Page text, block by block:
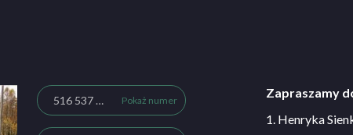
516 537 654 Pokaż numer
Zapraszamy
1. Henryka